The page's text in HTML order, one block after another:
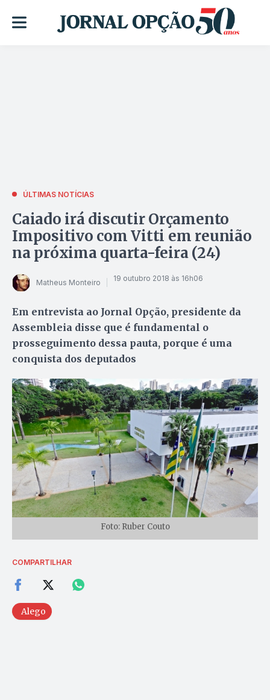
ÚLTIMAS NOTÍCIAS
Caiado irá discutir Orçamento
Impositivo com Vitti em reunião
na próxima quarta-feira (24)
Matheus Monteiro 19 outubro 2018 às 16h06
Em entrevista ao Jornal Opção, presidente da
Assembleia disse que é fundamental o
prosseguimento dessa pauta, porque é uma
conquista dos deputados
Foto: Ruber Couto
COMPARTILHAR
Alego